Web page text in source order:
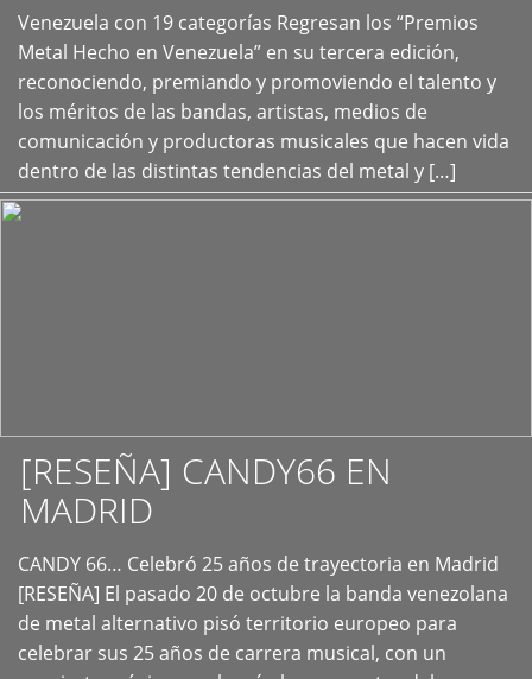
Venezuela con 19 categorías Regresan los “Premios
Metal Hecho en Venezuela” en su tercera edición,
reconociendo, premiando y promoviendo el talento y
los méritos de las bandas, artistas, medios de
comunicación y productoras musicales que hacen vida
dentro de las distintas tendencias del metal y […]
+
[RESEÑA] CANDY66 EN
MADRID
CANDY 66… Celebró 25 años de trayectoria en Madrid
[RESEÑA] El pasado 20 de octubre la banda venezolana
de metal alternativo pisó territorio europeo para
celebrar sus 25 años de carrera musical, con un
+